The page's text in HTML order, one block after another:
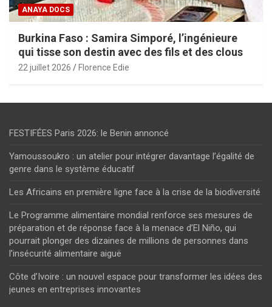
ANAYA DOCS
Burkina Faso : Samira Simporé, l’ingénieure
qui tisse son destin avec des fils et des clous
22 juillet 2026 Florence Edie
FESTIFÉES Paris 2026: le Benin annoncé
Yamoussoukro : un atelier pour intégrer davantage l’égalité de
genre dans le système éducatif
Les Africains en première ligne face à la crise de la biodiversité
Le Programme alimentaire mondial renforce ses mesures de
préparation et de réponse face à la menace d’El Niño, qui
pourrait plonger des dizaines de millions de personnes dans
l’insécurité alimentaire aiguë
Côte d’Ivoire : un nouvel espace pour transformer les idées des
jeunes en entreprises innovantes